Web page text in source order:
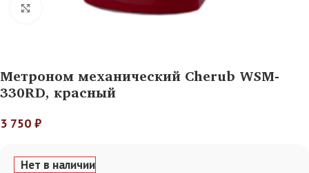
Нажмите, чтобы увеличить
Метроном механический Cherub WSM-
330RD, красный
3 750 ₽
Нет в наличии